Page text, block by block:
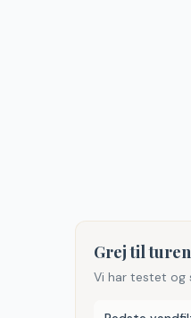
Grej til turen
Vi har testet og